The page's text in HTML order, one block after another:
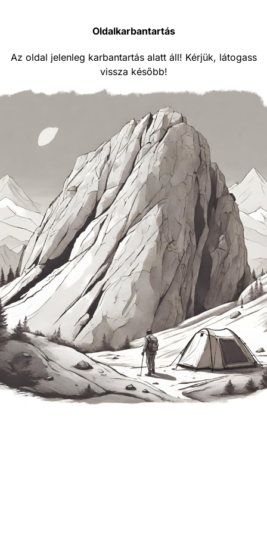
Oldalkarbantartás
Az oldal jelenleg karbantartás alatt áll! Kérjük, látogass
vissza később!